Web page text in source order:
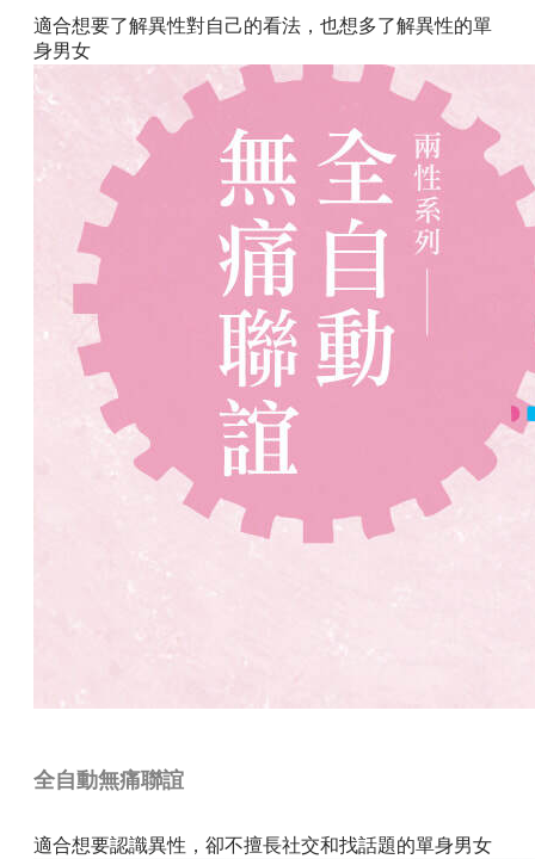
適合想要了解異性對自己的看法，也想多了解異性的單
身男女
全自動無痛聯誼
適合想要認識異性，卻不擅長社交和找話題的單身男女